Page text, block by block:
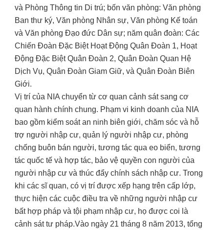
và Phòng Thông tin Di trú; bốn văn phòng: Văn phòng
Ban thư ký, Văn phòng Nhân sự, Văn phòng Kế toán
và Văn phòng Đạo đức Dân sự; năm quân đoàn: Các
Chiến Đoàn Đặc Biệt Hoạt Động Quân Đoàn 1, Hoạt
Động Đặc Biệt Quân Đoàn 2, Quân Đoàn Quan Hệ
Dịch Vụ, Quân Đoàn Giam Giữ, và Quân Đoàn Biên
Giới.
Vị trí của NIA chuyển từ cơ quan cảnh sát sang cơ
quan hành chính chung. Phạm vi kinh doanh của NIA
bao gồm kiểm soát an ninh biên giới, chăm sóc và hỗ
trợ người nhập cư, quản lý người nhập cư, phòng
chống buôn bán người, tương tác qua eo biển, tương
tác quốc tế và hợp tác, bảo vệ quyền con người của
người nhập cư và thúc đẩy chính sách nhập cư. Trong
khi các sĩ quan, có vị trí được xếp hạng trên cấp lớp,
thực hiện các cuộc điều tra về những người nhập cư
bất hợp pháp và tội phạm nhập cư, họ được coi là
cảnh sát tư pháp.Vào ngày 21 tháng 8 năm 2013, tổng